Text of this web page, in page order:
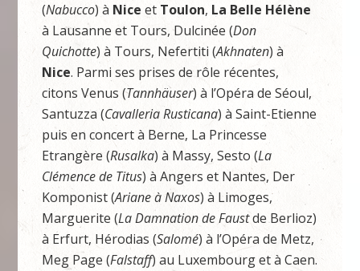
(Nabucco) à Nice et Toulon, La Belle Hélène
à Lausanne et Tours, Dulcinée (Don
Quichotte) à Tours, Nefertiti (Akhnaten) à
Nice. Parmi ses prises de rôle récentes,
citons Venus (Tannhäuser) à l’Opéra de Séoul,
Santuzza (Cavalleria Rusticana) à Saint-Etienne
puis en concert à Berne, La Princesse
Etrangère (Rusalka) à Massy, Sesto (La
Clémence de Titus) à Angers et Nantes, Der
Komponist (Ariane à Naxos) à Limoges,
Marguerite (La Damnation de Faustde Berlioz)
à Erfurt, Hérodias (Salomé) à l’Opéra de Metz,
Meg Page (Falstaff) au Luxembourg et à Caen.